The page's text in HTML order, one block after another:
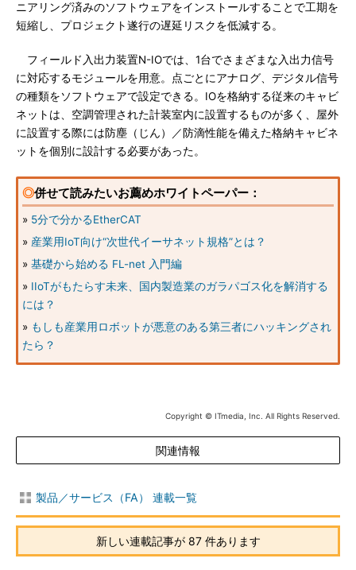
ニアリング済みのソフトウェアをインストールすることで工期を
短縮し、プロジェクト遂行の遅延リスクを低減する。
フィールド入出力装置N-IOでは、1台でさまざまな入出力信号
に対応するモジュールを用意。点ごとにアナログ、デジタル信号
の種類をソフトウェアで設定できる。IOを格納する従来のキャビ
ネットは、空調管理された計装室内に設置するものが多く、屋外
に設置する際には防塵（じん）／防滴性能を備えた格納キャビネ
ットを個別に設計する必要があった。
◎併せて読みたいお薦めホワイトペーパー：
» 5分で分かるEtherCAT
» 産業用IoT向け“次世代イーサネット規格”とは？
» 基礎から始める FL-net 入門編
» IIoTがもたらす未来、国内製造業のガラパゴス化を解消する
には？
» もしも産業用ロボットが悪意のある第三者にハッキングされ
たら？
Copyright © ITmedia, Inc. All Rights Reserved.
関連情報
製品／サービス（FA） 連載一覧
新しい連載記事が 87 件あります